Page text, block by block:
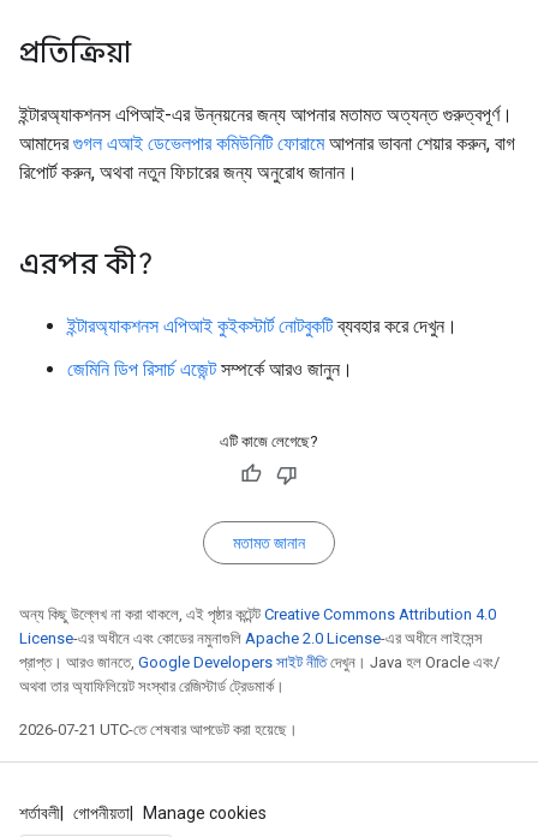
প্রতিক্রিয়া
ইন্টারঅ্যাকশনস এপিআই-এর উন্নয়নের জন্য আপনার মতামত অত্যন্ত গুরুত্বপূর্ণ।
আমাদেরগুগল এআই ডেভেলপার কমিউনিটি ফোরামেআপনার ভাবনা শেয়ার করুন, বাগ
রিপোর্ট করুন, অথবা নতুন ফিচারের জন্য অনুরোধ জানান।
এরপর কী?
ইন্টারঅ্যাকশনস এপিআই কুইকস্টার্ট নোটবুকটিব্যবহার করে দেখুন।
জেমিনি ডিপ রিসার্চ এজেন্টসম্পর্কে আরও জানুন।
এটি কাজে লেগেছে?
মতামত জানান
অন্য কিছু উল্লেখ না করা থাকলে, এই পৃষ্ঠার কন্টেন্ট Creative Commons Attribution 4.0
License-এর অধীনে এবং কোডের নমুনাগুলি Apache 2.0 License-এর অধীনে লাইসেন্স
প্রাপ্ত। আরও জানতে, Google Developers সাইট নীতিদেখুন। Java হল Oracle এবং/
অথবা তার অ্যাফিলিয়েট সংস্থার রেজিস্টার্ড ট্রেডমার্ক।
2026-07-21 UTC-তে শেষবার আপডেট করা হয়েছে।
শর্তাবলী গোপনীয়তা Manage cookies